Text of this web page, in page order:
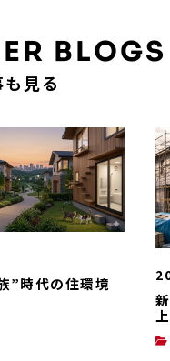
BLOGS
見る
”時代の住環境